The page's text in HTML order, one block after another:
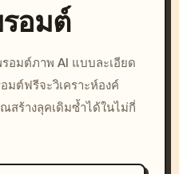
c, cyberpunk sunset, neon
colors, 8k --v 6.0
อมต์
อมต์ภาพ AI แบบละเอียด
มต์ฟรีจะวิเคราะห์องค์
สร้างลุคเดิมซ้ำได้ในไม่กี่